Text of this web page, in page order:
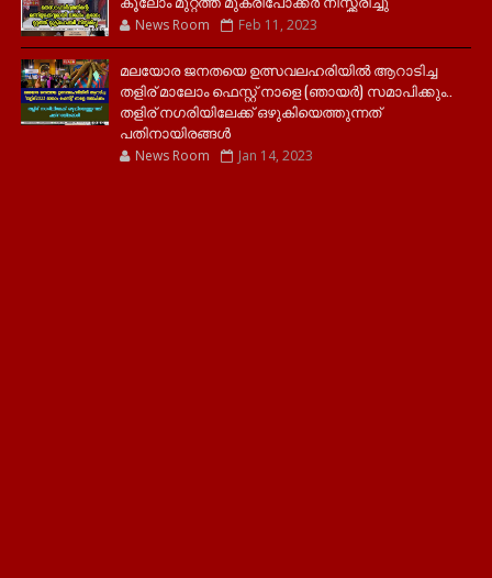
News Room Feb 11, 2023
മലയോര ജനതയെ ഉത്സവലഹരിയിൽ ആറാടിച്ച
തളിര് മാലോം ഫെസ്റ്റ് നാളെ (ഞായർ) സമാപിക്കും..
തളിര് നഗരിയിലേക്ക് ഒഴുകിയെത്തുന്നത്
പതിനായിരങ്ങൾ
News Room Jan 14, 2023